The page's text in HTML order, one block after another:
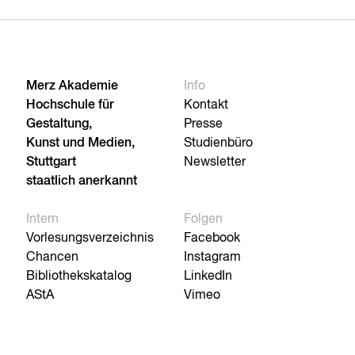
Merz Akademie
Hochschule für
Gestaltung,
Kunst und Medien,
Stuttgart
staatlich anerkannt
Info
Kontakt
Presse
Studienbüro
Newsletter
Intern
Vorlesungsverzeichnis
Chancen
Bibliothekskatalog
AStA
Folgen
Facebook
Instagram
LinkedIn
Vimeo